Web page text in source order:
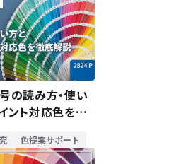
の読み方・使い
ント対応色を徹
色提案サポート